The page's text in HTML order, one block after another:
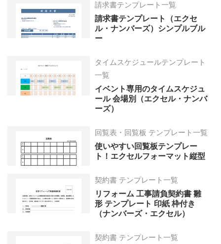
請求書テンプレート一覧
請求書テンプレート（エクセ
ル・ナンバーズ）シンプルブル
ー
タイムスケジュールテンプレート
一覧
イベント専用のタイムスケジュ
ール 会場別（エクセル・ナンバ
ーズ）
回覧表・回覧板 テンプレート一覧
使いやすい回覧板テンプレー
ト！エクセルフォーマット縦型
契約書 テンプレート一覧
リフォーム 工事請負契約書 雛
形 テンプレート 印紙 枠付き
（ナンバーズ・エクセル）
契約書 テンプレート一覧